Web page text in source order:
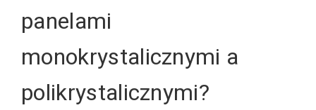
panelami
monokrystalicznymi a
polikrystalicznymi?